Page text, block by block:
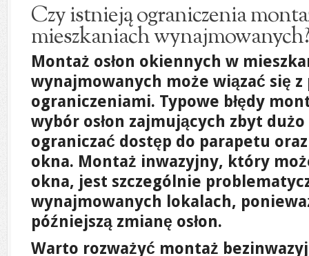
Czy istnieją ograniczenia
mieszkaniach
Montaż osłon okiennych w
wynajmowanych może wiązać się
ograniczeniami. Typowe błędy
wybór osłon zajmujących zbyt
ograniczać dostęp do parapetu
okna. Montaż inwazyjny, który
okna, jest szczególnie
wynajmowanych lokalach,
późniejszą zmianę osłon.
Warto rozważyć montaż